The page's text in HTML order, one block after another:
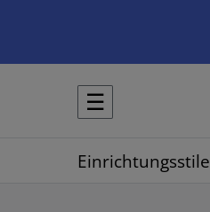
☰
Einrichtungsstile